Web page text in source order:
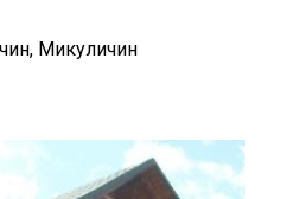
Микуличин